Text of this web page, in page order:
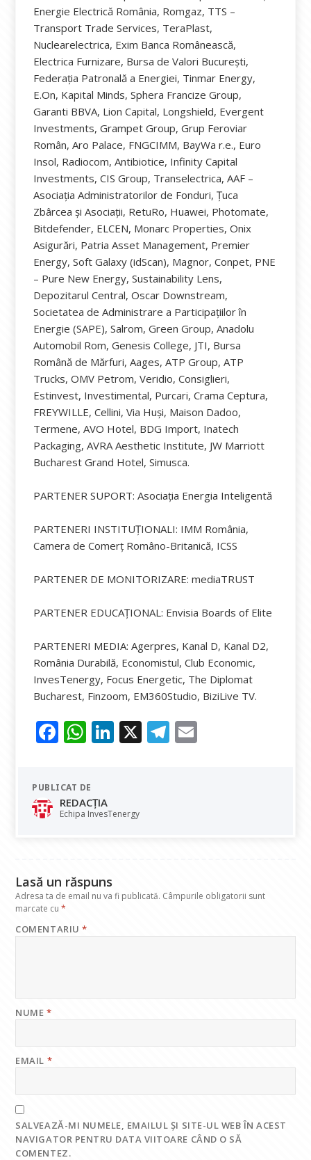
Energie Electrică România, Romgaz, TTS –
Transport Trade Services, TeraPlast,
Nuclearelectrica, Exim Banca Românească,
Electrica Furnizare, Bursa de Valori București,
Federația Patronală a Energiei, Tinmar Energy,
E.On, Kapital Minds, Sphera Francize Group,
Garanti BBVA, Lion Capital, Longshield, Evergent
Investments, Grampet Group, Grup Feroviar
Român, Aro Palace, FNGCIMM, BayWa r.e., Euro
Insol, Radiocom, Antibiotice, Infinity Capital
Investments, CIS Group, Transelectrica, AAF –
Asociația Administratorilor de Fonduri, Țuca
Zbârcea și Asociații, RetuRo, Huawei, Photomate,
Bitdefender, ELCEN, Monarc Properties, Onix
Asigurări, Patria Asset Management, Premier
Energy, Soft Galaxy (idScan), Magnor, Conpet, PNE
– Pure New Energy, Sustainability Lens,
Depozitarul Central, Oscar Downstream,
Societatea de Administrare a Participațiilor în
Energie (SAPE), Salrom, Green Group, Anadolu
Automobil Rom, Genesis College, JTI, Bursa
Română de Mărfuri, Aages, ATP Group, ATP
Trucks, OMV Petrom, Veridio, Consiglieri,
Estinvest, Investimental, Purcari, Crama Ceptura,
FREYWILLE, Cellini, Via Huși, Maison Dadoo,
Termene, AVO Hotel, BDG Import, Inatech
Packaging, AVRA Aesthetic Institute, JW Marriott
Bucharest Grand Hotel, Simusca.
PARTENER SUPORT: Asociația Energia Inteligentă
PARTENERI INSTITUȚIONALI: IMM România,
Camera de Comerț Româno-Britanică, ICSS
PARTENER DE MONITORIZARE: mediaTRUST
PARTENER EDUCAȚIONAL: Envisia Boards of Elite
PARTENERI MEDIA: Agerpres, Kanal D, Kanal D2,
România Durabilă, Economistul, Club Economic,
InvesTenergy, Focus Energetic, The Diplomat
Bucharest, Finzoom, EM360Studio, BiziLive TV.
F
b
o
W
s
A
Li
dI
X T
PUBLICAT DE
REDACȚIA
Echipa InvesTenergy
Lasă un răspuns
Adresa ta de email nu va fi publicată. Câmpurile obligatorii sunt
marcate cu*
COMENTARIU*
NUME*
EMAIL *
SALVEAZĂ-MI NUMELE, EMAILUL ȘI SITE-UL WEB ÎN ACEST
NAVIGATOR PENTRU DATA VIITOARE CÂND O SĂ
COMENTEZ.